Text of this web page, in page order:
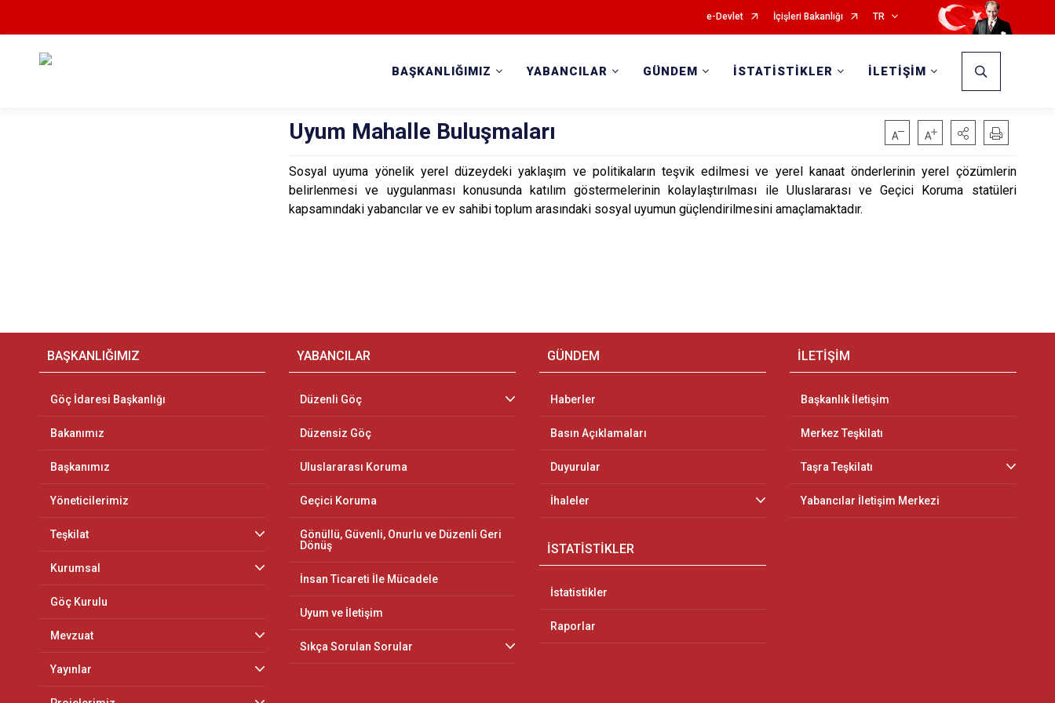
e-Devlet İçişleri Bakanlığı TR
BAŞKANLIĞIMIZ YABANCILAR GÜNDEM İSTATİSTİKLER İLETİŞİM
Uyum Mahalle Buluşmaları
Sosyal uyuma yönelik yerel düzeydeki yaklaşım ve politikaların teşvik edilmesi ve yerel kanaat önderlerinin yerel çözümlerin
belirlenmesi ve uygulanması konusunda katılım göstermelerinin kolaylaştırılması ile Uluslararası ve Geçici Koruma statüleri
kapsamındaki yabancılar ve ev sahibi toplum arasındaki sosyal uyumun güçlendirilmesini amaçlamaktadır.
BAŞKANLIĞIMIZ
Göç İdaresi Başkanlığı
Bakanımız
Başkanımız
Yöneticilerimiz
Teşkilat
Kurumsal
Göç Kurulu
Mevzuat
Yayınlar
YABANCILAR
Düzenli Göç
Düzensiz Göç
Uluslararası Koruma
Geçici Koruma
Gönüllü, Güvenli, Onurlu ve Düzenli Geri
Dönüş
İnsan Ticareti İle Mücadele
Uyum ve İletişim
Sıkça Sorulan Sorular
GÜNDEM
Haberler
Basın Açıklamaları
Duyurular
İhaleler
İSTATİSTİKLER
İstatistikler
Raporlar
İLETİŞİM
Başkanlık İletişim
Merkez Teşkilatı
Taşra Teşkilatı
Yabancılar İletişim Merkezi